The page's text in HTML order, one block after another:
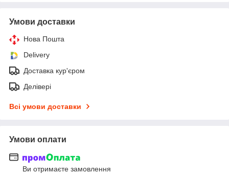
Умови доставки
Нова Пошта
Delivery
Доставка кур'єром
Делівері
Всі умови доставки
Умови оплати
Ви отримаєте замовлення